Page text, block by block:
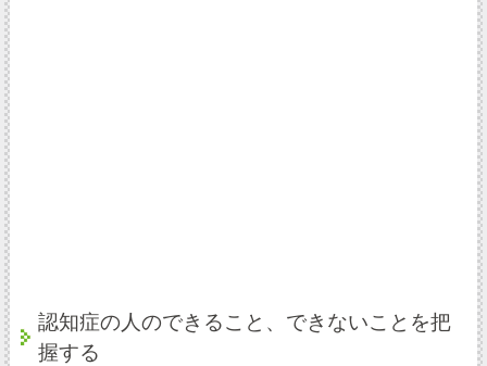
認知症の人のできること、できないことを把
握する